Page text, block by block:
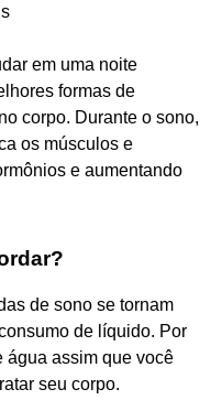
em uma noite
formas de
corpo. Durante o sono,
os músculos e
e aumentando
de sono se tornam
de líquido. Por
água assim que você
seu corpo.